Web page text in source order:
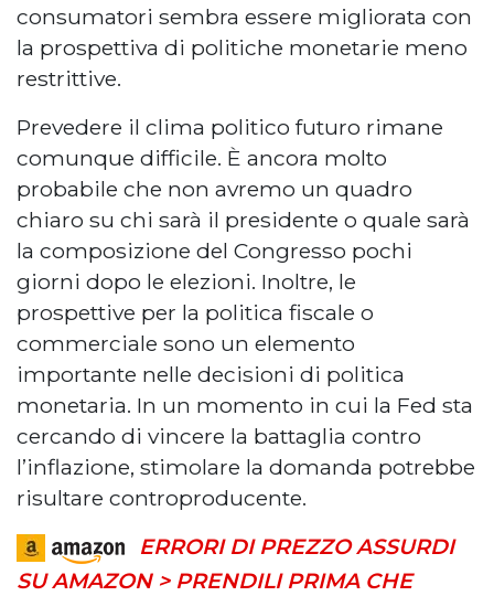
consumatori sembra essere migliorata con
la prospettiva di politiche monetarie meno
restrittive.
Prevedere il clima politico futuro rimane
comunque difficile. È ancora molto
probabile che non avremo un quadro
chiaro su chi sarà il presidente o quale sarà
la composizione del Congresso pochi
giorni dopo le elezioni. Inoltre, le
prospettive per la politica fiscale o
commerciale sono un elemento
importante nelle decisioni di politica
monetaria. In un momento in cui la Fed sta
cercando di vincere la battaglia contro
l’inflazione, stimolare la domanda potrebbe
risultare controproducente.
ERRORI DI PREZZO ASSURDI
SU AMAZON > PRENDILI PRIMA CHE